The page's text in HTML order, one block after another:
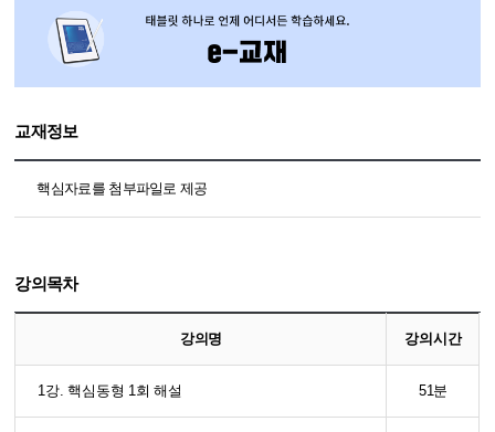
교재정보
핵심자료를 첨부파일로 제공
강의목차
강의명 강의시간
1강. 핵심동형 1회 해설 51분